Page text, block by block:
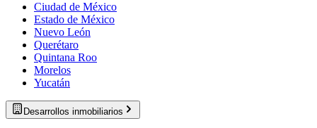
Ciudad de México
Estado de México
Nuevo León
Querétaro
Quintana Roo
Morelos
Yucatán
Desarrollos inmobiliarios